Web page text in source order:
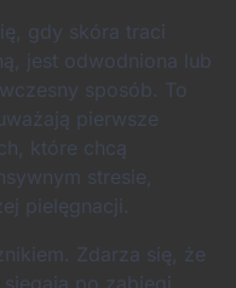
gdy skóra traci
jest odwodniona lub
sposób. To
pierwsze
które chcą
stresie,
pielęgnacji.
Zdarza się, że